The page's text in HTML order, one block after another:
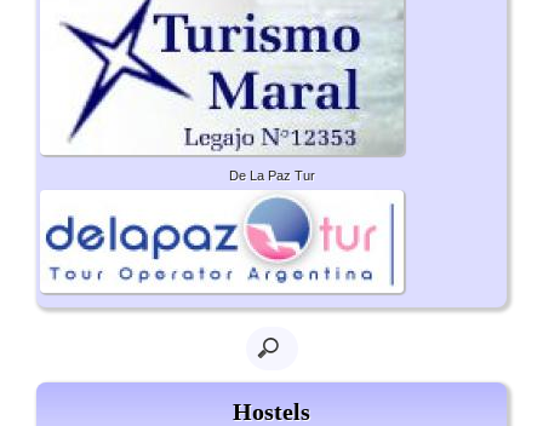
De La Paz Tur
Hostels